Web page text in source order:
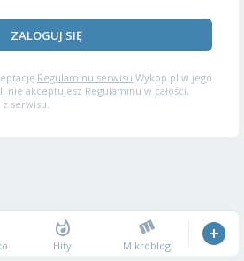
ZALOGUJ SIĘ
Regulaminu serwisu Wykop.pl w jego
nie akceptujesz Regulaminu w całości,
serwisu.
Hity Mikroblog